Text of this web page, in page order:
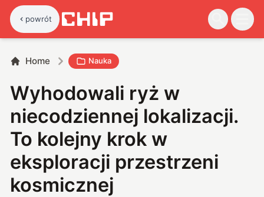
powrót
Home Nauka
Wyhodowali ryż w
niecodziennej lokalizacji.
To kolejny krok w
eksploracji przestrzeni
kosmicznej